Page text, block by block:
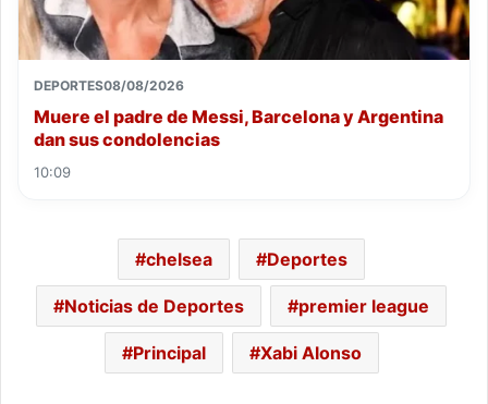
DEPORTES08/08/2026
Muere el padre de Messi, Barcelona y Argentina
dan sus condolencias
10:09
chelsea Deportes
Noticias de Deportes premier league
Principal Xabi Alonso